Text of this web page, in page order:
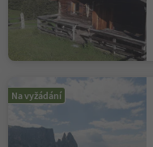
Na vyžádání